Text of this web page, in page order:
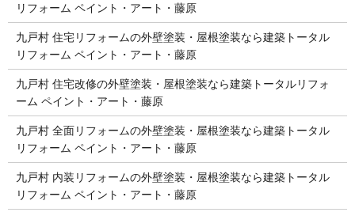
リフォーム ペイント・アート・藤原
九戸村 住宅リフォームの外壁塗装・屋根塗装なら建築トータル
リフォーム ペイント・アート・藤原
九戸村 住宅改修の外壁塗装・屋根塗装なら建築トータルリフォ
ーム ペイント・アート・藤原
九戸村 全面リフォームの外壁塗装・屋根塗装なら建築トータル
リフォーム ペイント・アート・藤原
九戸村 内装リフォームの外壁塗装・屋根塗装なら建築トータル
リフォーム ペイント・アート・藤原